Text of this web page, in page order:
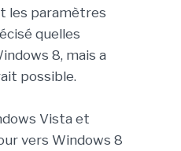
les paramètres
quelles
8, mais a
possible.
Vista et
vers Windows 8